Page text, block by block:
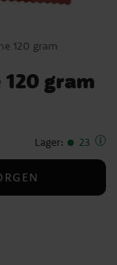
120 gram
gram
Lager: 23